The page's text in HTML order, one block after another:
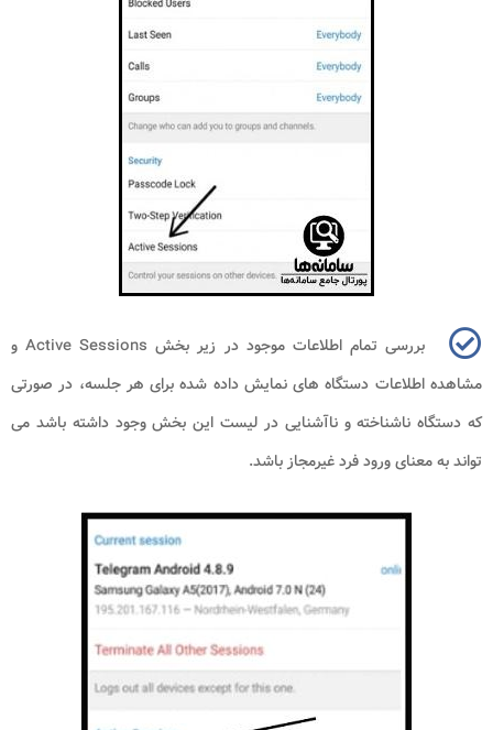
بررسی تمام اطلاعات موجود در زیر بخش Active Sessionsو
مشاهده اطلاعات دستگاه های نمایش داده شده برای هر جلسه، در صورتی
که دستگاه ناشناخته و ناآشنایی در لیست این بخش وجود داشته باشد می
تواند به معنای ورود فرد غیرمجاز باشد.